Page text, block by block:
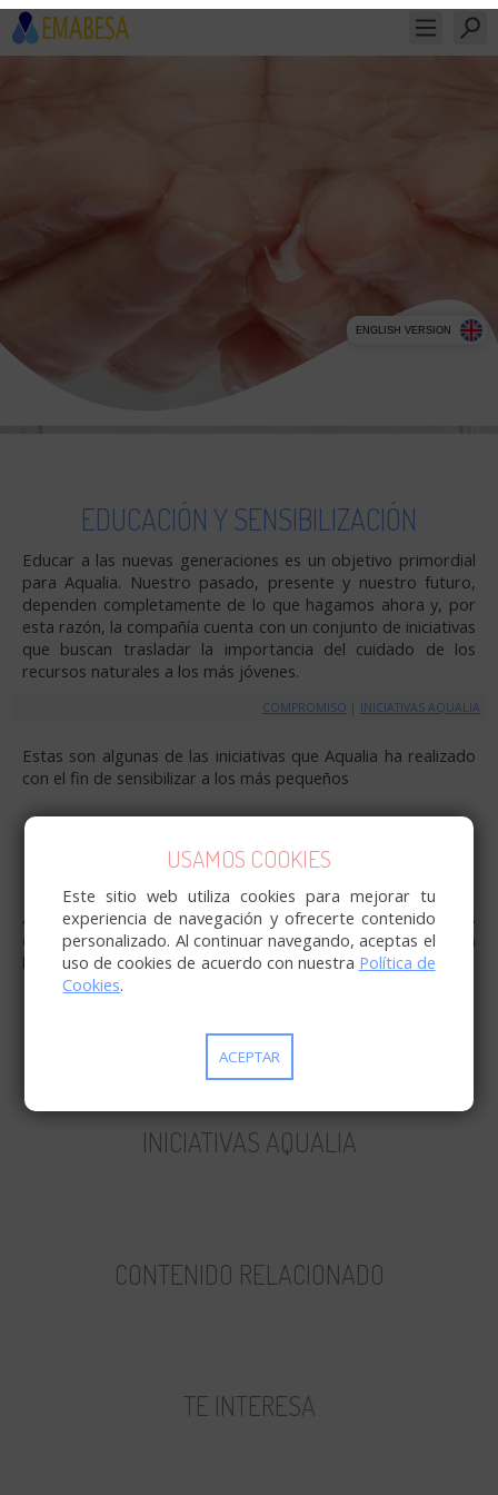
ENGLISH VERSION
EDUCACIÓN Y SENSIBILIZACIÓN
Educar a las nuevas generaciones es un objetivo primordial
para Aqualia. Nuestro pasado, presente y nuestro futuro,
dependen completamente de lo que hagamos ahora y, por
esta razón, la compañía cuenta con un conjunto de iniciativas
que buscan trasladar la importancia del cuidado de los
recursos naturales a los más jóvenes.
COMPROMISO | INICIATIVAS AQUALIA
Estas son algunas de las iniciativas que Aqualia ha realizado
con el fin de sensibilizar a los más pequeños
CONCURSO DE DIBUJO
CONCURSO PEQUE-ARTISTAS
OTRAS ACTIVIDADES
Además, Aqualia ha publicado estas páginas webs
expresamente para concienciar sobre el buen uso del agua a
la vez que los más pequeños se divierten
SOSTENIBLOMETRO.COM/
INICIATIVAS AQUALIA
CONTENIDO RELACIONADO
TE INTERESA
USAMOS COOKIES
Este sitio web utiliza cookies para mejorar tu
experiencia de navegación y ofrecerte contenido
personalizado. Al continuar navegando, aceptas el
uso de cookies de acuerdo con nuestra Política de
Cookies.
ACEPTAR